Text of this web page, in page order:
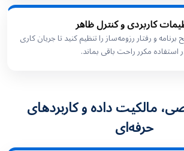
کاربردی و کنترل ظاهر
و رفتار رزومه‌ساز را تنظیم کنید تا جریان کاری
استفاده مکرر راحت باقی بماند.
مالکیت داده و کاربردهای
حرفه‌ای